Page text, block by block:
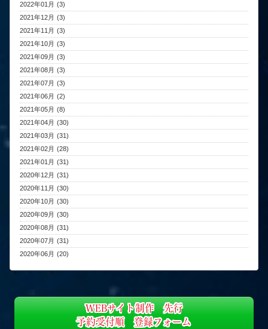
2022年01月 (3)
2021年12月 (3)
2021年11月 (3)
2021年10月 (3)
2021年09月 (3)
2021年08月 (3)
2021年07月 (3)
2021年06月 (2)
2021年05月 (8)
2021年04月 (30)
2021年03月 (31)
2021年02月 (28)
2021年01月 (31)
2020年12月 (31)
2020年11月 (30)
2020年10月 (30)
2020年09月 (30)
2020年08月 (31)
2020年07月 (31)
2020年06月 (20)
WEBサイト制作 先行
予約受付順 登録フォーム